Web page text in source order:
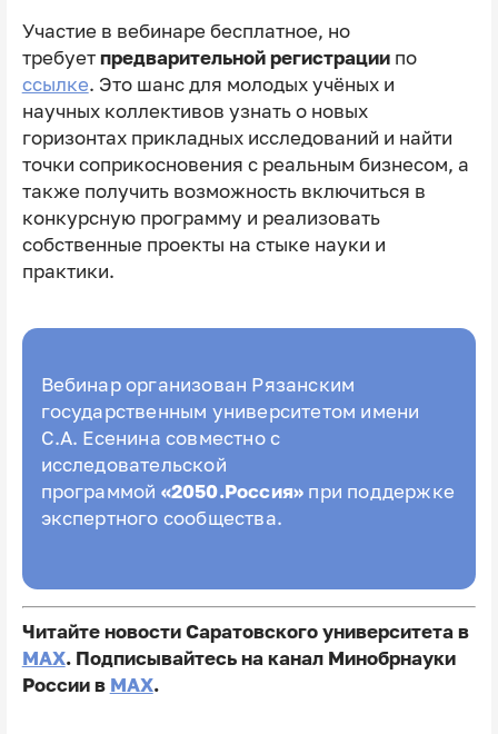
Участие в вебинаре бесплатное, но
требует предварительной регистрациипо
ссылке. Это шанс для молодых учёных и
научных коллективов узнать о новых
горизонтах прикладных исследований и найти
точки соприкосновения с реальным бизнесом, а
также получить возможность включиться в
конкурсную программу и реализовать
собственные проекты на стыке науки и
практики.
Вебинар организован Рязанским
государственным университетом имени
С.А. Есенина совместно с
исследовательской
программой «2050.Россия» при поддержке
экспертного сообщества.
Читайте новости Саратовского университета в
MAX. Подписывайтесь на канал Минобрнауки
России в MAX.